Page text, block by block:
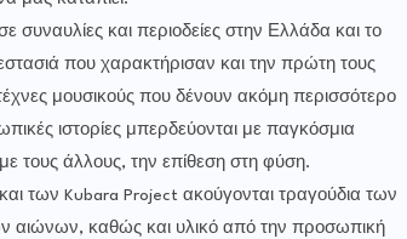
συναυλίες και περιοδείες στην Ελλάδα και το
που χαρακτήρισαν και την πρώτη τους
μουσικούς που δένουν ακόμη περισσότερο
ιστορίες μπερδεύονται με παγκόσμια
τους άλλους, την επίθεση στη φύση.
των Kubara Project ακούγονται τραγούδια των
αιώνων, καθώς και υλικό από την προσωπική